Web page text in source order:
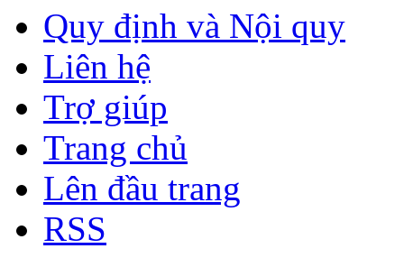
Quy định và Nội quy
Liên hệ
Trợ giúp
Trang chủ
Lên đầu trang
RSS